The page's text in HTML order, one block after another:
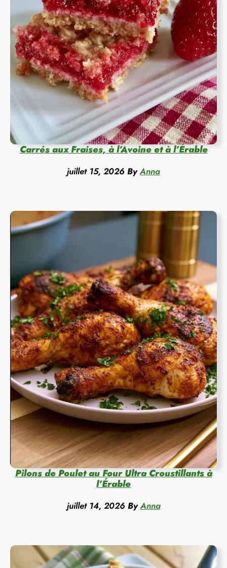
Carrés aux Fraises, à l’Avoine et à l’Érable
juillet 15, 2026 By Anna
Pilons de Poulet au Four Ultra Croustillants à
l’Érable
juillet 14, 2026 By Anna